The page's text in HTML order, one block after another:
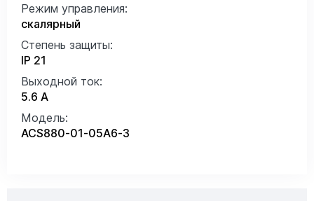
Режим управления:
скалярный
Степень защиты:
IP 21
Выходной ток:
5.6 А
Модель:
ACS880-01-05A6-3